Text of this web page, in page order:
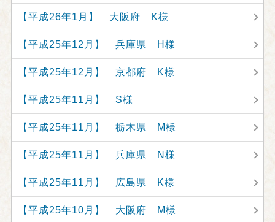
【平成26年1月】 大阪府 K様
【平成25年12月】 兵庫県 H様
【平成25年12月】 京都府 K様
【平成25年11月】 S様
【平成25年11月】 栃木県 M様
【平成25年11月】 兵庫県 N様
【平成25年11月】 広島県 K様
【平成25年10月】 大阪府 M様